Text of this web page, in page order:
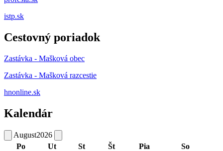
istp.sk
Cestovný poriadok
Zastávka - Mašková obec
Zastávka - Mašková razcestie
hnonline.sk
Kalendár
August2026
Po
Ut St Št Pia So